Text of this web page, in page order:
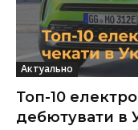
Актуально
Топ-10
дебютувати в